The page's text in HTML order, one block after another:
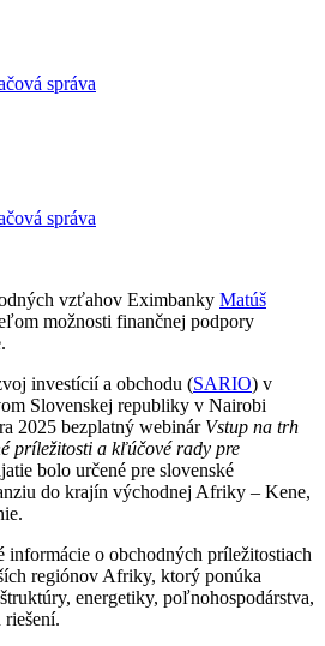
správa
správa
vzťahov Eximbanky Matúš
možnosti finančnej podpory
investícií a obchodu (SARIO) v
Slovenskej republiky v Nairobi
2025 bezplatný webinár Vstup na trh
príležitosti a kľúčové rady pre
bolo určené pre slovenské
do krajín východnej Afriky – Kene,
informácie o obchodných príležitostiach
regiónov Afriky, ktorý ponúka
energetiky, poľnohospodárstva,